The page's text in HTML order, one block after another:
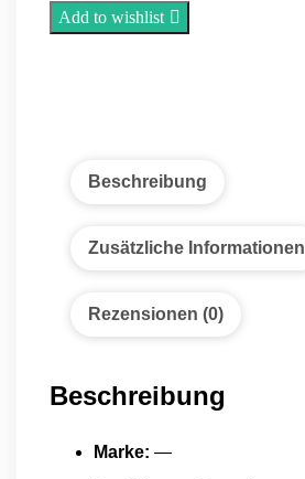
Add to wishlist
Beschreibung
Zusätzliche Informationen
Rezensionen (0)
Beschreibung
Marke: —